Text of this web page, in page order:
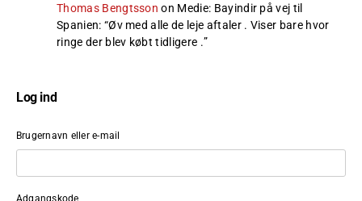
Thomas Bengtsson on Medie: Bayindir på vej til
Spanien: “Øv med alle de leje aftaler . Viser bare hvor
ringe der blev købt tidligere .”
Log ind
Brugernavn eller e-mail
Adgangskode